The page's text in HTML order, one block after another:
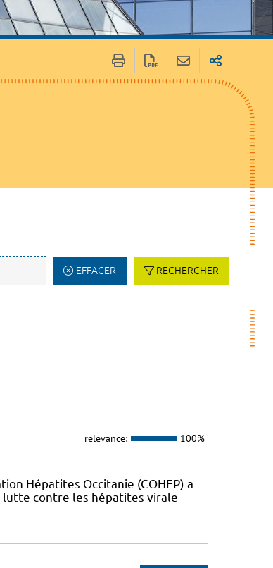
EFFACER RECHERCHER
relevance: 100%
Hépatites Occitanie (COHEP) a
lutte contre les hépatites virale